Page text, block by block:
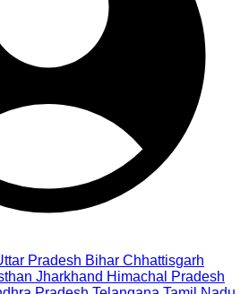
Pradesh Bihar Chhattisgarh
Jharkhand Himachal Pradesh